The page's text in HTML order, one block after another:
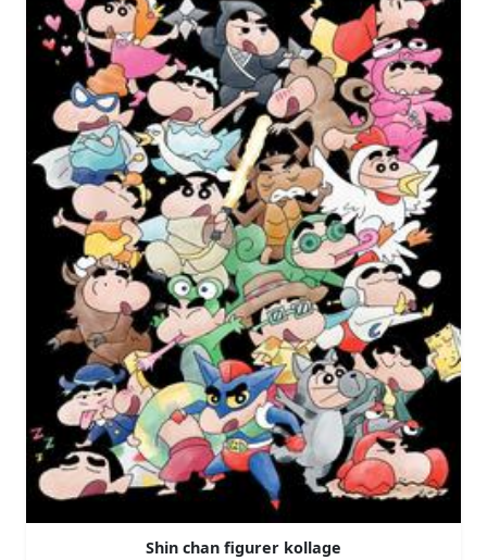
Shin chan figurer kollage